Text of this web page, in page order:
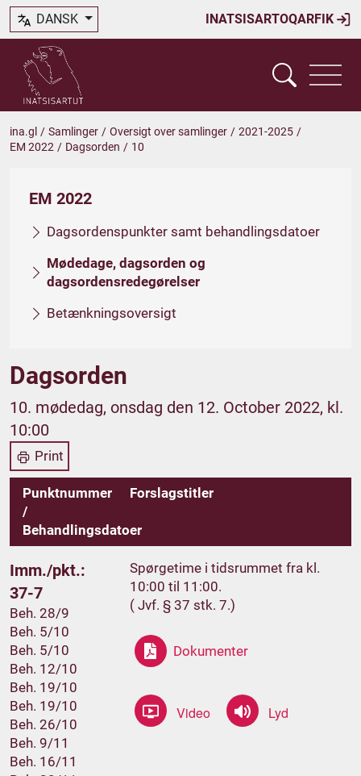
INATSISARTOQARFIK
DANSK
ina.gl / Samlinger / Oversigt over samlinger / 2021-2025 /
EM 2022 / Dagsorden / 10
EM 2022
Dagsordenspunkter samt behandlingsdatoer
Mødedage, dagsorden og
dagsordensredegørelser
Betænkningsoversigt
Dagsorden
10. mødedag, onsdag den 12. October 2022, kl.
10:00
Print
Punktnummer
/
Behandlingsdatoer
Forslagstitler
Imm./pkt.:
37-7
Beh. 28/9
Beh. 5/10
Beh. 5/10
Beh. 12/10
Beh. 19/10
Beh. 19/10
Beh. 26/10
Beh. 9/11
Beh. 16/11
Spørgetime i tidsrummet fra kl.
10:00 til 11:00.
( Jvf. § 37 stk. 7.)
Dokumenter